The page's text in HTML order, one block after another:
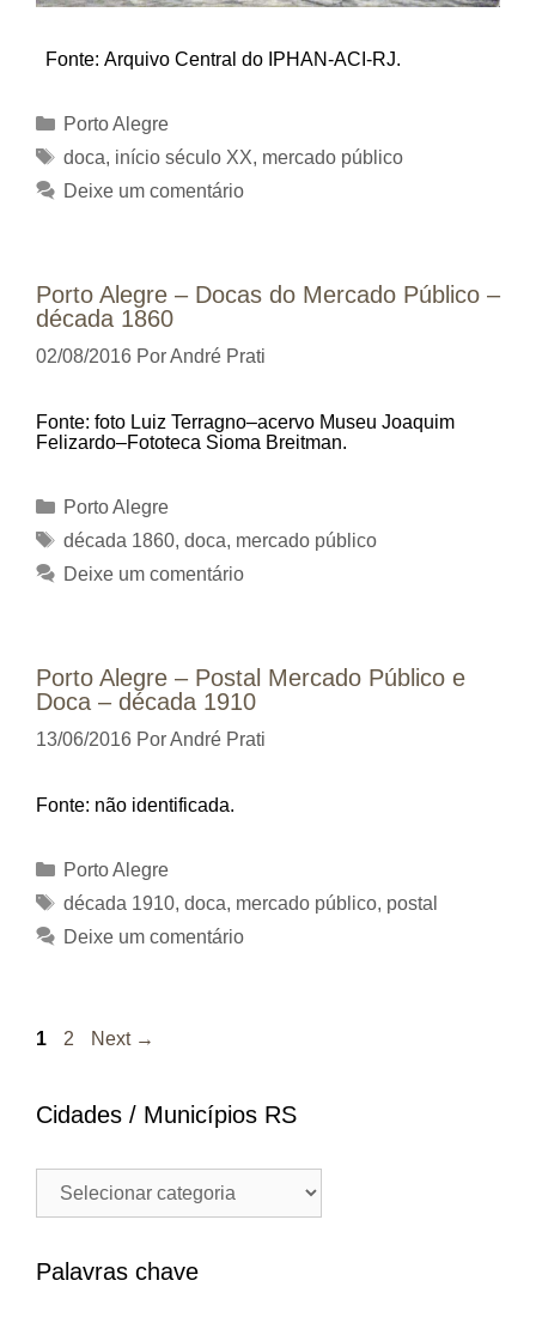
Fonte: Arquivo Central do IPHAN-ACI-RJ.
Categorias
Porto Alegre
Tags
doca, início século XX, mercado público
Deixe um comentário
Porto Alegre – Docas do Mercado Público –
década 1860
02/08/2016 PorAndré Prati
Fonte: foto Luiz Terragno–acervo Museu Joaquim
Felizardo–Fototeca Sioma Breitman.
Categorias
Porto Alegre
Tags
década 1860, doca, mercado público
Deixe um comentário
Porto Alegre – Postal Mercado Público e
Doca – década 1910
13/06/2016 PorAndré Prati
Fonte: não identificada.
Categorias
Porto Alegre
Tags
década 1910, doca, mercado público, postal
Deixe um comentário
Page
1 Page
2 Next →
Cidades / Municípios RS
Cidades
Municípios
Palavras chave